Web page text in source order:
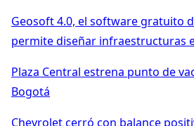
Geosoft 4.0, el software gratuito
permite diseñar infraestructuras
Plaza Central estrena punto de
Bogotá
Chevrolet cerró con balance